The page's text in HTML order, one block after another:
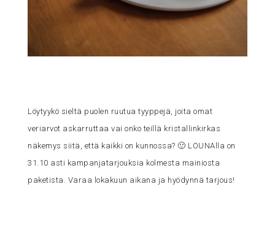
Löytyykö sieltä puolen ruutua tyyppejä, joita omat
veriarvot askarruttaa vai onko teillä kristallinkirkas
näkemys siitä, että kaikki on kunnossa? 🙂 LOUNAlla on
31.10 asti kampanjatarjouksia kolmesta mainiosta
paketista. Varaa lokakuun aikana ja hyödynnä tarjous!